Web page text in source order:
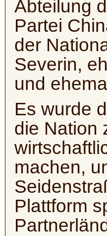
Abteilung
Partei
der
Severin,
und
Es wurde
die Nation
machen,
Plattform